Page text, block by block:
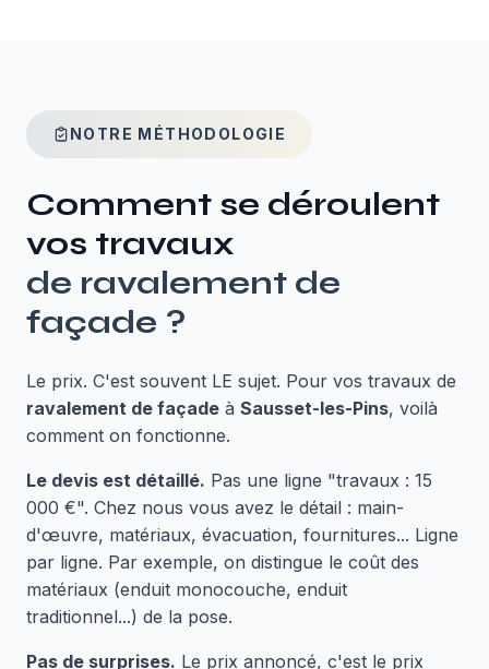
NOTRE MÉTHODOLOGIE
Comment se déroulent
vos travaux
de ravalement de
façade ?
Le prix. C'est souvent LE sujet. Pour vos travaux de
ravalement de façade à Sausset-les-Pins, voilà
comment on fonctionne.
Le devis est détaillé. Pas une ligne "travaux : 15
000 €". Chez nous vous avez le détail : main-
d'œuvre, matériaux, évacuation, fournitures... Ligne
par ligne. Par exemple, on distingue le coût des
matériaux (enduit monocouche, enduit
traditionnel...) de la pose.
Pas de surprises. Le prix annoncé, c'est le prix